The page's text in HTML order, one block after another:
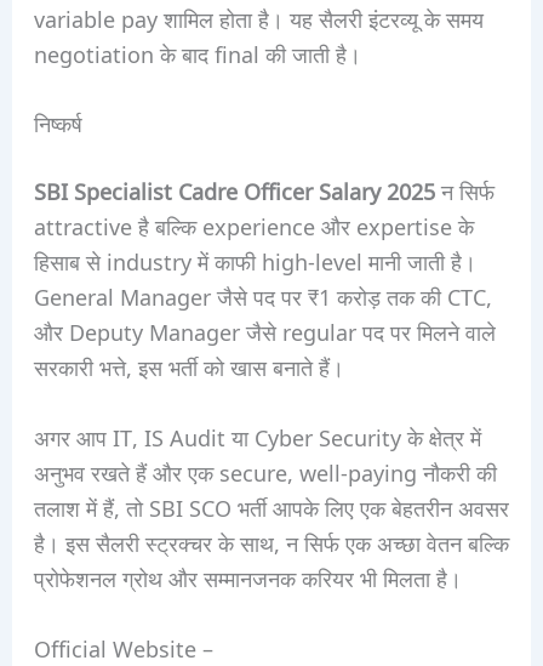
variable pay शामिल होता है। यह सैलरी इंटरव्यू के समय
negotiation के बाद final की जाती है।
निष्कर्ष
SBI Specialist Cadre Officer Salary 2025न सिर्फ
attractive है बल्कि experience और expertise के
हिसाब से industry में काफी high-level मानी जाती है।
General Manager जैसे पद पर ₹1 करोड़ तक की CTC,
और Deputy Manager जैसे regular पद पर मिलने वाले
सरकारी भत्ते, इस भर्ती को खास बनाते हैं।
अगर आप IT, IS Audit या Cyber Security के क्षेत्र में
अनुभव रखते हैं और एक secure, well-paying नौकरी की
तलाश में हैं, तो SBI SCO भर्ती आपके लिए एक बेहतरीन अवसर
है। इस सैलरी स्ट्रक्चर के साथ, न सिर्फ एक अच्छा वेतन बल्कि
प्रोफेशनल ग्रोथ और सम्मानजनक करियर भी मिलता है।
Official Website –